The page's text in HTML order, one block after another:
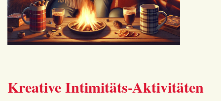
Kreative Intimitäts-Aktivitäten